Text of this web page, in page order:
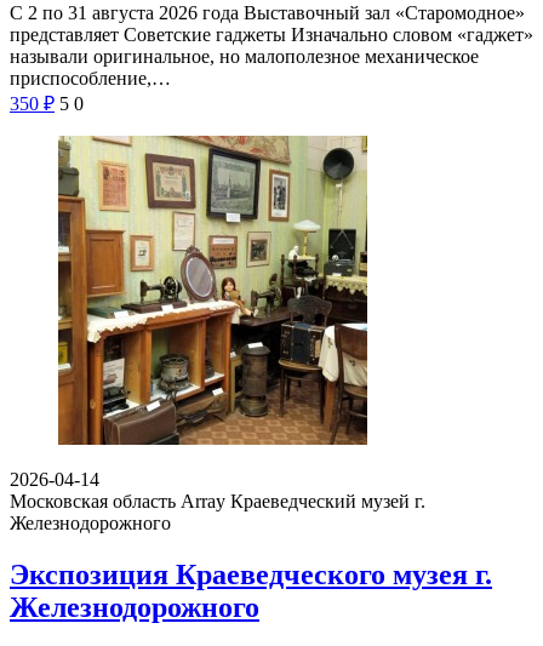
С 2 по 31 августа 2026 года Выставочный зал «Старомодное»
представляет Советские гаджеты Изначально словом «гаджет»
называли оригинальное, но малополезное механическое
приспособление,…
350 ₽ 5 0
2026-04-14
Московская область Array Краеведческий музей г.
Железнодорожного
Экспозиция Краеведческого музея г.
Железнодорожного